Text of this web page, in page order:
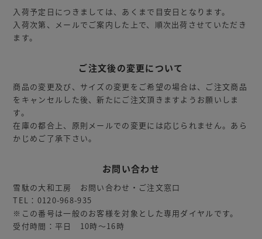
入荷予定日につきましては、あくまで目安日となります。
入荷次第、メールでご案内した上で、順次出荷させていただき
ます。
ご注文後の変更について
商品の変更及び、サイズの変更をご希望の場合は、ご注文商品
をキャンセルした後、新たにご注文頂きますようお願いしま
す。
在庫の都合上、原則メールでの変更には応じられません。あら
かじめご了承下さい。
お問い合わせ
雪駄の大和工房 お問い合わせ・ご注文窓口
TEL：0120-968-935
※この番号は一般のお客様を対象とした専用ダイヤルです。
受付時間：平日 10時～16時